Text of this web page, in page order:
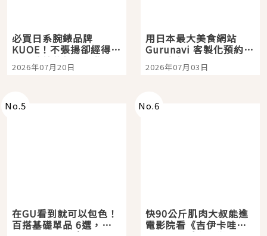
必買日系腕錶品牌
KUOE！不張揚卻經得起
時間洗鍊的經典之作五
選
2026年07月20日
用日本最大美食網站
Gurunavi 客製化預約九
大都市餐廳，打造專屬
美食體驗！
2026年07月03日
No.5
在GU看到就可以包色！
百搭基礎單品 6選，閉
No.6
快90公斤肌肉大叔能進
電影院看《吉伊卡哇》